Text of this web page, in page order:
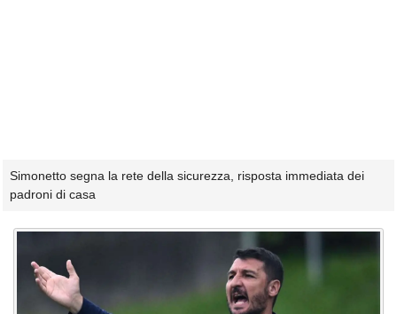
Simonetto segna la rete della sicurezza, risposta immediata dei
padroni di casa